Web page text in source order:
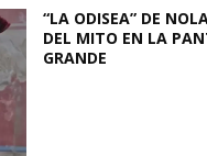
“LA ODISEA” DE
DEL MITO EN LA
GRANDE